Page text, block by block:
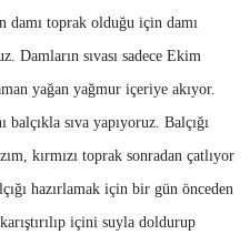
damı toprak olduğu için damı
Damların sıvası sadece Ekim
yağan yağmur içeriye akıyor.
sıva yapıyoruz. Balçığı
kırmızı toprak sonradan çatlıyor
hazırlamak için bir gün önceden
içini suyla doldurup